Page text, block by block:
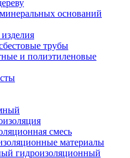
оснований
трубы
и полиэтиленовые
смесь
материалы
гидроизоляционный